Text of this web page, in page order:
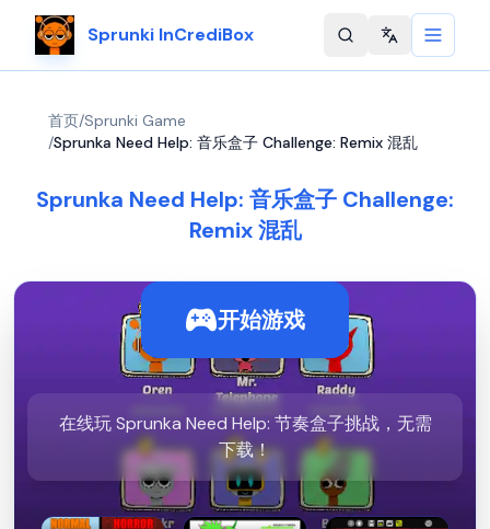
Sprunki InCrediBox Change
首页/Sprunki Game
/Sprunka Need Help: 音乐盒子 Challenge: Remix 混乱
Sprunka Need Help: 音乐盒子 Challenge:
Remix 混乱
开始游戏
在线玩 Sprunka Need Help: 节奏盒子挑战，无需
下载！